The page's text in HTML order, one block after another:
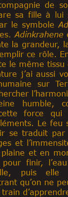
de
sa fille à lui
le symbole
Adinkrahene
la grandeur,
ce rôle.
le même tissu
j’ai aussi
sur
humble,
force
Le feu
se traduit
et
et en
finir,
puis elle
qu’on ne